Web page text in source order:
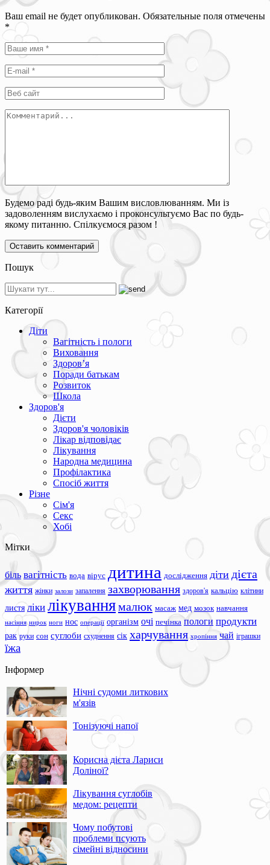
Ваш email не будет опубликован. Обязательные поля отмечены
*
Будемо раді будь-яким Вашим висловлюванням. Ми із
задоволенням вислухаємо і проконсультуємо Вас по будь-
якому питанню. Спілкуємося разом !
Пошук
Категорії
Діти
Вагітність і пологи
Виховання
Здоров’я
Поради батькам
Розвиток
Школа
Здоров'я
Дієти
Здоров'я чоловіків
Лікар відповідає
Лікування
Народна медицина
Профілактика
Спосіб життя
Різне
Сім'я
Секс
Хобі
Мітки
біль вагітність вода вірус дитина дослідження діти дієта
життя жінки залози запалення захворювання здоров'я кальцію клітини
листя ліки лікуваннямалюк масаж мед мозок навчання
насіння нирок ноги нос операції організм очі печінка пологи продукти
рак руки сон суглоби схуднення сік харчування хропіння чай іграшки
їжа
Інформер
Нічні судоми литкових
м'язів
Тонізуючі напої
Корисна дієта Лариси
Доліної?
Лікування суглобів
медом: рецепти
Чому побутові
проблеми псують
сімейні відносини